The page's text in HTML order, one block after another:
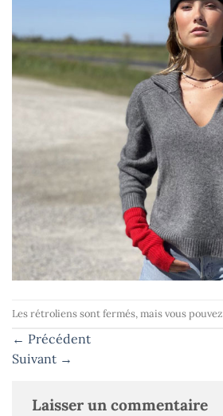
Les rétroliens sont fermés, mais vous pouvez
← Précédent
Suivant →
Laisser un commentaire